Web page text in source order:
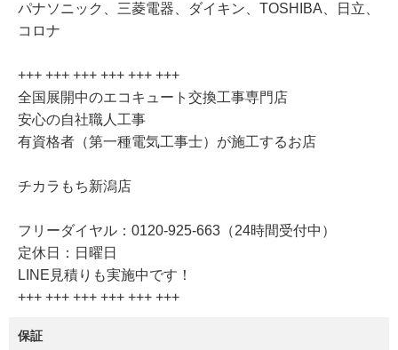
パナソニック、三菱電器、ダイキン、TOSHIBA、日立、
コロナ
+++ +++ +++ +++ +++ +++
全国展開中のエコキュート交換工事専門店
安心の自社職人工事
有資格者（第一種電気工事士）が施工するお店
チカラもち新潟店
フリーダイヤル：0120-925-663（24時間受付中）
定休日：日曜日
LINE見積りも実施中です！
+++ +++ +++ +++ +++ +++
保証